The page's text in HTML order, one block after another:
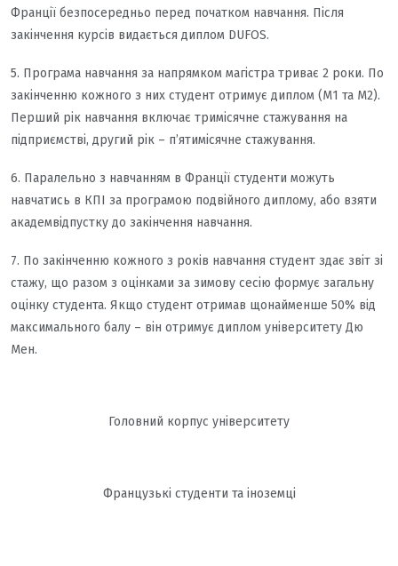
Франції безпосередньо перед початком навчання. Після
закінчення курсів видається диплом DUFOS.
5. Програма навчання за напрямком магістра триває 2 роки. По
закінченню кожного з них студент отримує диплом (М1 та М2).
Перший рік навчання включає тримісячне стажування на
підприємстві, другий рік – п’ятимісячне стажування.
6. Паралельно з навчанням в Франції студенти можуть
навчатись в КПІ за програмою подвійного диплому, або взяти
академвідпустку до закінчення навчання.
7. По закінченню кожного з років навчання студент здає звіт зі
стажу, що разом з оцінками за зимову сесію формує загальну
оцінку студента. Якщо студент отримав щонайменше 50% від
максимального балу – він отримує диплом університету Дю
Мен.
Головний корпус університету
Французькі студенти та іноземці